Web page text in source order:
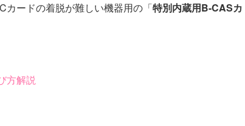
カードの着脱が難しい機器用の「特別内蔵用B-CASカ
方解説